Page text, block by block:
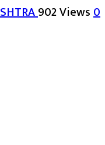
902 Views0